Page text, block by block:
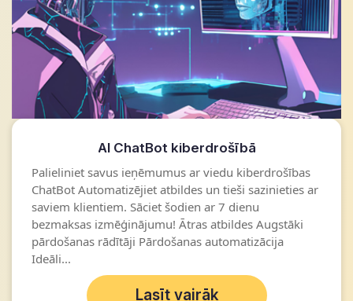
AI ChatBot kiberdrošībā
Palieliniet savus ieņēmumus ar viedu kiberdrošības
ChatBot Automatizējiet atbildes un tieši sazinieties ar
saviem klientiem. Sāciet šodien ar 7 dienu
bezmaksas izmēģinājumu! Ātras atbildes Augstāki
pārdošanas rādītāji Pārdošanas automatizācija
Ideāli...
Lasīt vairāk